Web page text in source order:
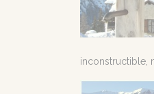
inconstructible,